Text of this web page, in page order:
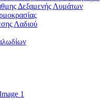
Δεξαμενής Λυμάτων
Λαδιού